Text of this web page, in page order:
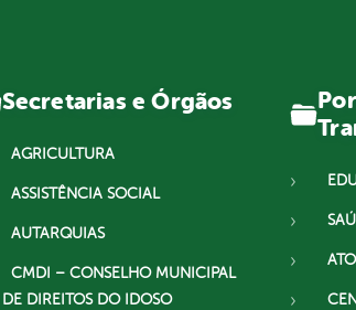
Secretarias e Órgãos
AGRICULTURA
ASSISTÊNCIA SOCIAL
AUTARQUIAS
CMDI – CONSELHO MUNICIPAL
DE DIREITOS DO IDOSO